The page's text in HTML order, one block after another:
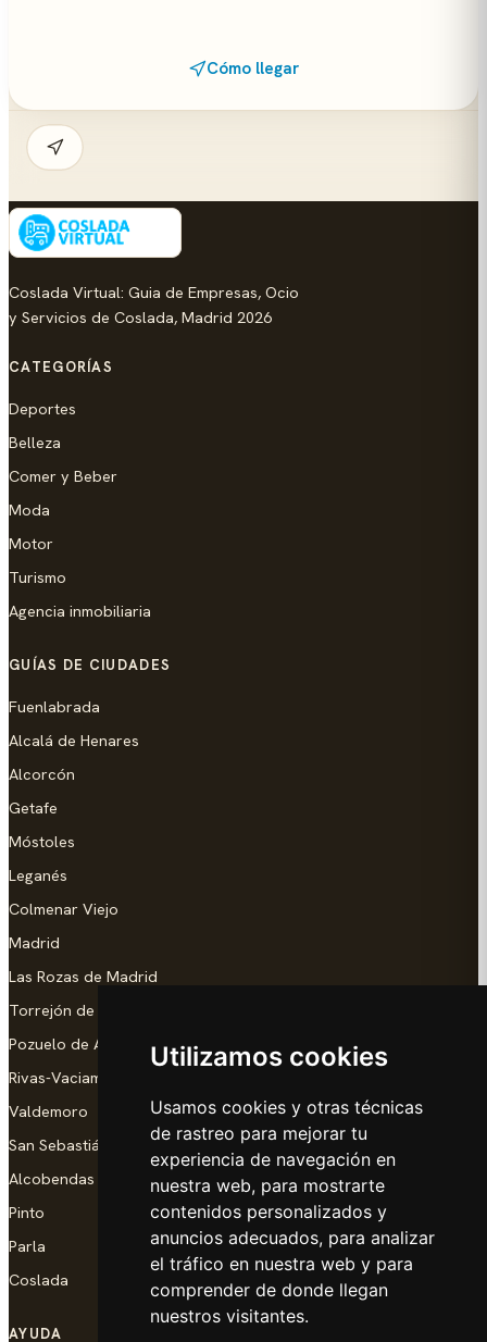
Utilizamos cookies
Usamos cookies y otras técnicas
de rastreo para mejorar tu
experiencia de navegación en
nuestra web, para mostrarte
contenidos personalizados y
anuncios adecuados, para analizar
el tráfico en nuestra web y para
comprender de donde llegan
nuestros visitantes.
Cómo llegar
Coslada Virtual: Guia de Empresas, Ocio
y Servicios de Coslada, Madrid 2026
CATEGORÍAS
Deportes
Belleza
Comer y Beber
Moda
Motor
Turismo
Agencia inmobiliaria
GUÍAS DE CIUDADES
Fuenlabrada
Alcalá de Henares
Alcorcón
Getafe
Móstoles
Leganés
Colmenar Viejo
Madrid
Las Rozas de Madrid
Torrejón de Ardoz
Pozuelo de Alarcón
Rivas-Vaciamadrid
Valdemoro
San Sebastián de los Reyes
Alcobendas
Pinto
Parla
Coslada
AYUDA